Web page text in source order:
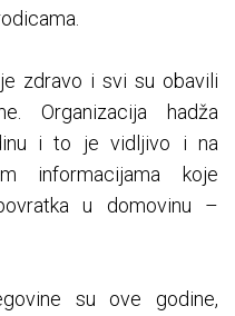
zdravo i svi su obavili
Organizacija hadža
i to je vidljivo i na
informacijama koje
u domovinu –
su ove godine,